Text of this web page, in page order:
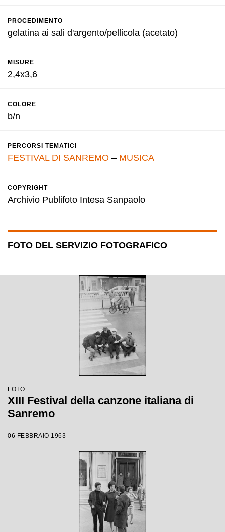
PROCEDIMENTO
gelatina ai sali d'argento/pellicola (acetato)
MISURE
2,4x3,6
COLORE
b/n
PERCORSI TEMATICI
FESTIVAL DI SANREMO – MUSICA
COPYRIGHT
Archivio Publifoto Intesa Sanpaolo
FOTO DEL SERVIZIO FOTOGRAFICO
FOTO
XIII Festival della canzone italiana di
Sanremo
06 FEBBRAIO 1963